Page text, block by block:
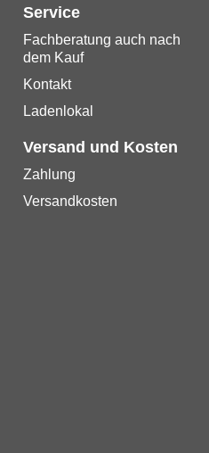
Service
Fachberatung auch nach
dem Kauf
Kontakt
Ladenlokal
Versand und Kosten
Zahlung
Versandkosten